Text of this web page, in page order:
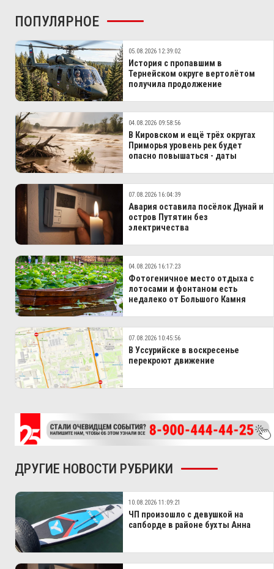
ПОПУЛЯРНОЕ
05.08.2026 12:39:02
История с пропавшим в
Тернейском округе вертолётом
получила продолжение
04.08.2026 09:58:56
В Кировском и ещё трёх округах
Приморья уровень рек будет
опасно повышаться - даты
07.08.2026 16:04:39
Авария оставила посёлок Дунай и
остров Путятин без
электричества
04.08.2026 16:17:23
Фотогеничное место отдыха с
лотосами и фонтаном есть
недалеко от Большого Камня
07.08.2026 10:45:56
В Уссурийске в воскресенье
перекроют движение
ДРУГИЕ НОВОСТИ РУБРИКИ
10.08.2026 11:09:21
ЧП произошло с девушкой на
сапборде в районе бухты Анна